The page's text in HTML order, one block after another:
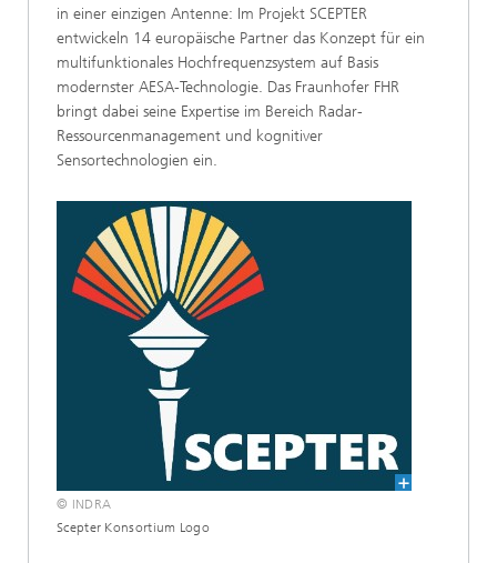
in einer einzigen Antenne: Im Projekt SCEPTER
entwickeln 14 europäische Partner das Konzept für ein
multifunktionales Hochfrequenzsystem auf Basis
modernster AESA-Technologie. Das Fraunhofer FHR
bringt dabei seine Expertise im Bereich Radar-
Ressourcenmanagement und kognitiver
Sensortechnologien ein.
© INDRA
Scepter Konsortium Logo